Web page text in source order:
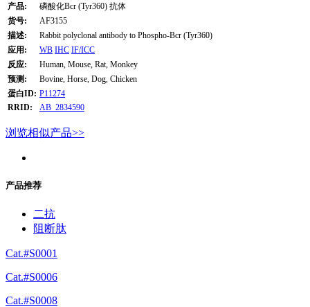
产品:
磷酸化Bcr (Tyr360) 抗体
货号:
AF3155
描述:
Rabbit polyclonal antibody to Phospho-Bcr (Tyr360)
应用:
WB IHC IF/ICC
反应:
Human, Mouse, Rat, Monkey
预测:
Bovine, Horse, Dog, Chicken
蛋白ID: P11274
RRID:
AB_2834590
浏览相似产品>>
产品推荐
二抗
阻断肽
Cat.#S0001
Cat.#S0006
Cat.#S0008